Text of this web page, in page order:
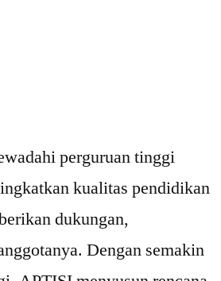
perguruan tinggi
kualitas pendidikan
dukungan,
Dengan semakin